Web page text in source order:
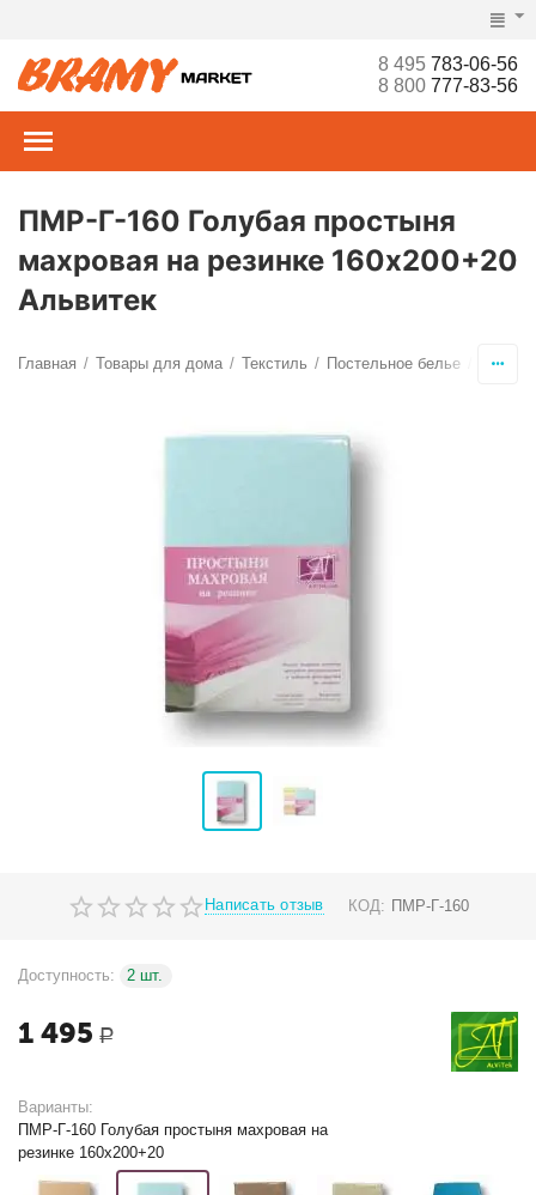
8 495783-06-56
8 800777-83-56
ПМР-Г-160 Голубая простыня
махровая на резинке 160х200+20
Альвитек
Главная / Товары для дома / Текстиль / Постельное белье
Написать отзыв КОД: ПМР-Г-160
Доступность: 2 шт.
1 495 Р
Варианты:
ПМР-Г-160 Голубая простыня махровая на
резинке 160х200+20